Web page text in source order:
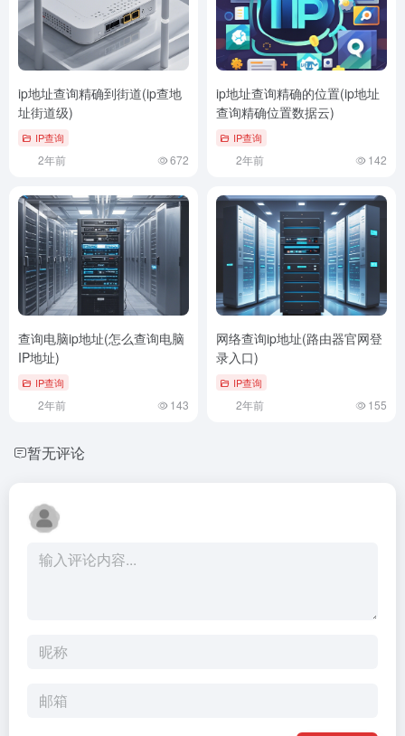
ip地址查询精确到街道(ip查地
址街道级)
IP查询
2年前 672
ip地址查询精确的位置(ip地址
查询精确位置数据云)
IP查询
2年前 142
查询电脑ip地址(怎么查询电脑
IP地址)
IP查询
2年前 143
网络查询ip地址(路由器官网登
录入口)
IP查询
2年前 155
暂无评论